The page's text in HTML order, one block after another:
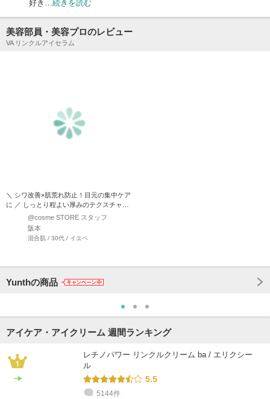
好き… 続きを読む
美容部員・美容プロのレビュー
VA リンクルアイセラム
＼ シワ改善×肌荒れ防止！目元の集中ケア
に ／ しっとり程よい厚みのテクスチャ
ー。 アプリケータ…
@cosme STORE スタッフ
阪本
混合肌 / 30代 / イエベ
Yunthの商品
アイケア・アイクリーム 週間ランキング
レチノパワー リンクルクリーム ba / エリクシー
ル
5.5
5144件